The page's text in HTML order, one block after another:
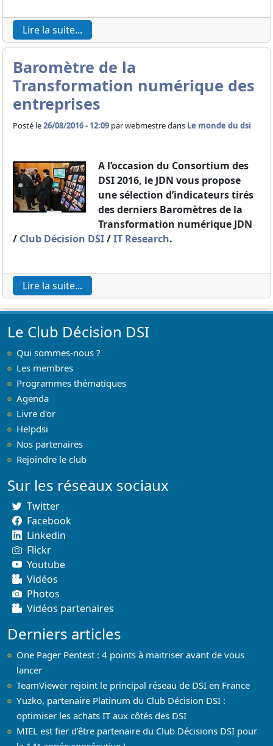
Lire la suite...
Baromètre de la
Transformation numérique des
entreprises
Posté le26/08/2016 - 12:09 parwebmestre dans Le monde du dsi
A l’occasion du Consortium des
DSI 2016, le JDN vous propose
une sélection d’indicateurs tirés
des derniers Baromètres de la
Transformation numérique JDN
/ Club Décision DSI/IT Research.
Lire la suite...
Le Club Décision DSI
Qui sommes-nous ?
Les membres
Programmes thématiques
Agenda
Livre d'or
Helpdsi
Nos partenaires
Rejoindre le club
Sur les réseaux sociaux
Twitter
Facebook
Linkedin
Flickr
Youtube
Vidéos
Photos
Vidéos partenaires
Derniers articles
One Pager Pentest : 4 points à maitriser avant de vous
lancer
TeamViewer rejoint le principal réseau de DSI en France
Yuzko, partenaire Platinum du Club Décision DSI :
optimiser les achats IT aux côtés des DSI
MIEL est fier d’être partenaire du Club Décisions DSI pour